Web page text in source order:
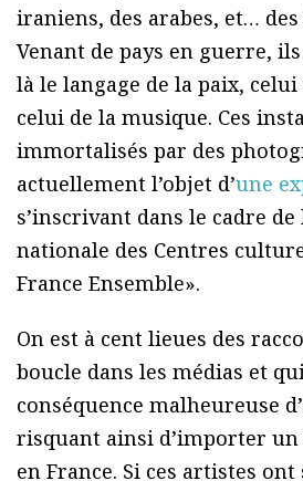
iraniens, des arabes, et…
Venant de pays en guerre,
là le langage de la paix,
celui de la musique. Ces
immortalisés par des
actuellement l’objet d’une
s’inscrivant dans le cadre de
nationale des Centres
France Ensemble».
On est à cent lieues des
boucle dans les médias et
conséquence malheureuse
risquant ainsi d’importer
en France. Si ces artistes